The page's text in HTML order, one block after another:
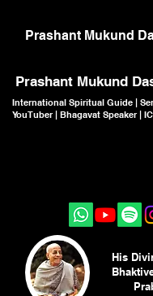
Prashant Mukund
Prashant Mukund
International Spiritual Guide |
YouTuber | Bhagavat Speaker |
His